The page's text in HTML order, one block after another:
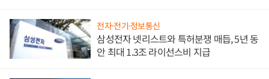
전자·전기·정보통신
삼성전자 넷리스트와 특허분쟁 매듭, 5년 동
안 최대 1.3조 라이선스비 지급